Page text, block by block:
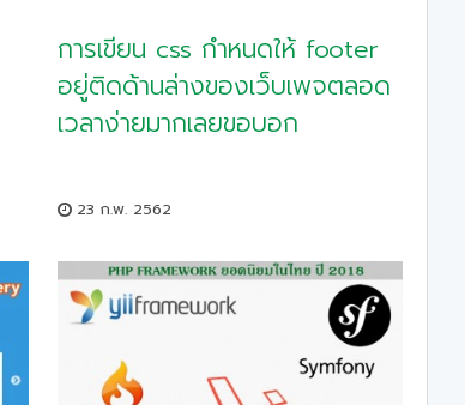
การเขียน css กำหนดให้ footer
อยู่ติดด้านล่างของเว็บเพจตลอด
เวลาง่ายมากเลยขอบอก
23 ก.พ. 2562